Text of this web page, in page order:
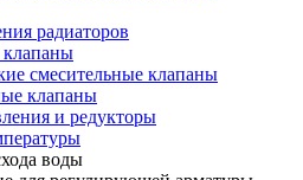
радиаторов
смесительные клапаны
клапаны
и редукторы
воды